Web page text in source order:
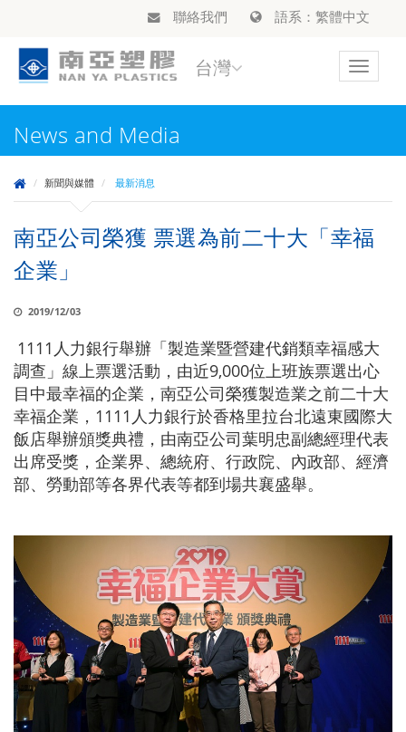
聯絡我們 語系：繁體中文
Toggle
台灣
News and Media
新聞與媒體 最新消息
南亞公司榮獲 票選為前二十大「幸福
企業」
2019/12/03
1111人力銀行舉辦「製造業暨營建代銷類幸福感大
調查」線上票選活動，由近9,000位上班族票選出心
目中最幸福的企業，南亞公司榮獲製造業之前二十大
幸福企業，1111人力銀行於香格里拉台北遠東國際大
飯店舉辦頒獎典禮，由南亞公司葉明忠副總經理代表
出席受獎，企業界、總統府、行政院、內政部、經濟
部、勞動部等各界代表等都到場共襄盛舉。